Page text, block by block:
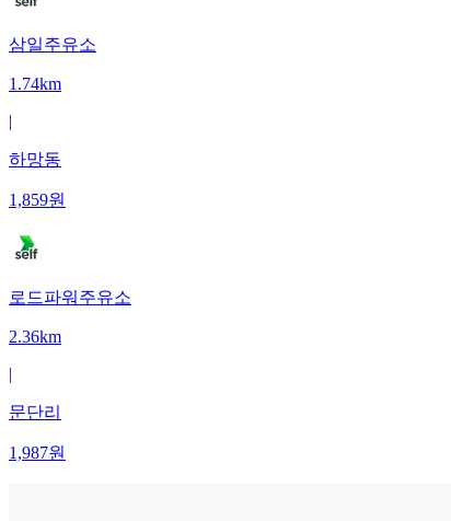
삼일주유소
1.74km
|
하망동
1,859원
로드파워주유소
2.36km
|
문단리
1,987원